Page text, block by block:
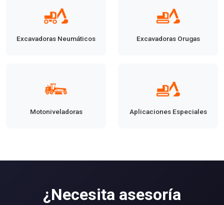
Excavadoras Neumáticos Excavadoras Orugas
Motoniveladoras Aplicaciones Especiales
¿Necesita asesoría